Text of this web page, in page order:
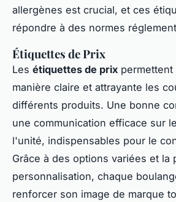
allergènes est crucial, et ces
répondre à des normes
Étiquettes de Prix
Les étiquettes de prix
manière claire et attrayante les
différents produits. Une bonne
une communication efficace sur
l'unité, indispensables pour le
Grâce à des options variées et la
personnalisation, chaque
renforcer son image de marque